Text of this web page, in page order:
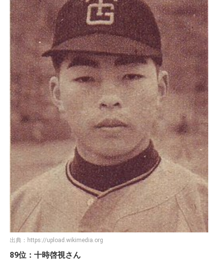
出典： https://upload.wikimedia.org
89位：十時啓視さん